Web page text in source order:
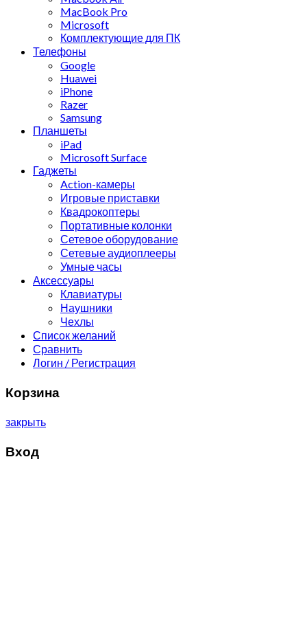
MacBook Pro
Microsoft
Комплектующие для ПК
Телефоны
Google
Huawei
iPhone
Razer
Samsung
Планшеты
iPad
Microsoft Surface
Гаджеты
Action-камеры
Игровые приставки
Квадрокоптеры
Портативные колонки
Сетевое оборудование
Сетевые аудиоплееры
Умные часы
Аксессуары
Клавиатуры
Наушники
Чехлы
Список желаний
Сравнить
Логин / Регистрация
Корзина
закрыть
Вход